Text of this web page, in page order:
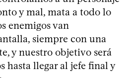
y mal, mata a todo lo
enemigos van
siempre con una
y nuestro objetivo será
hasta llegar al jefe final y